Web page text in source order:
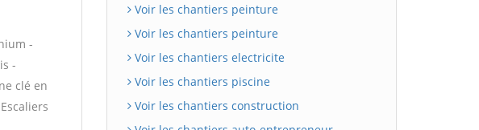
-
-
clé en
Voir les chantiers peinture
Voir les chantiers peinture
Voir les chantiers electricite
Voir les chantiers piscine
Voir les chantiers construction